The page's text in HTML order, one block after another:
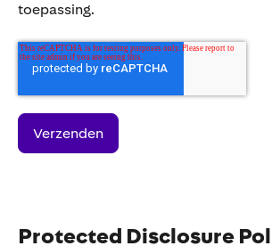
toepassing.
Protected Disclosure